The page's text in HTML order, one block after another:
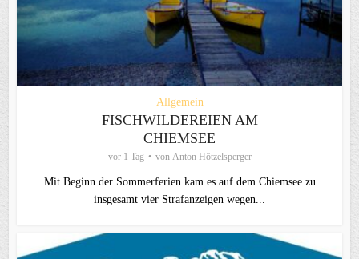
Allgemein
FISCHWILDEREIEN AM
CHIEMSEE
vor 1 Tag von Anton Hötzelsperger
Mit Beginn der Sommerferien kam es auf dem Chiemsee zu
insgesamt vier Strafanzeigen wegen...